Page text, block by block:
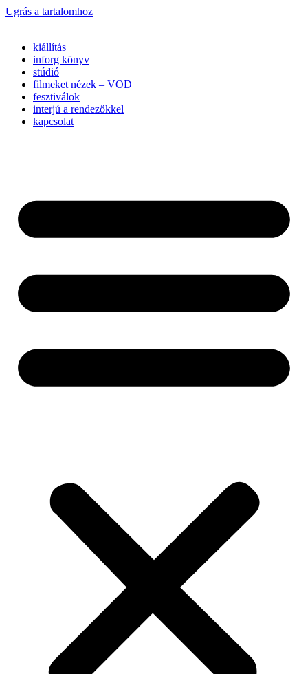
Ugrás a tartalomhoz
kiállítás
inforg könyv
stúdió
filmeket nézek – VOD
fesztiválok
interjú a rendezőkkel
kapcsolat